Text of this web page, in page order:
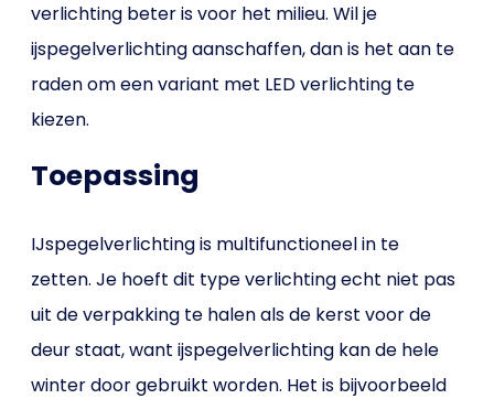
verlichting beter is voor het milieu. Wil je
ijspegelverlichting aanschaffen, dan is het aan te
raden om een variant met LED verlichting te
kiezen.
Toepassing
IJspegelverlichting is multifunctioneel in te
zetten. Je hoeft dit type verlichting echt niet pas
uit de verpakking te halen als de kerst voor de
deur staat, want ijspegelverlichting kan de hele
winter door gebruikt worden. Het is bijvoorbeeld